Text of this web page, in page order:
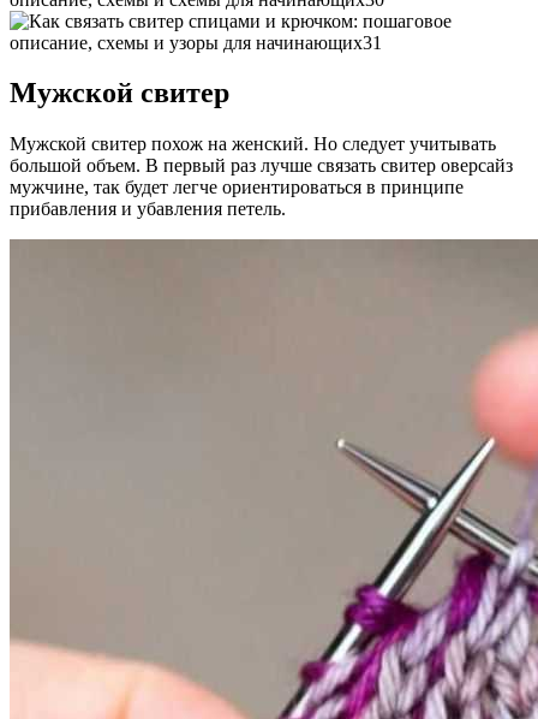
Мужской свитер
Мужской свитер похож на женский. Но следует учитывать
большой объем. В первый раз лучше связать свитер оверсайз
мужчине, так будет легче ориентироваться в принципе
прибавления и убавления петель.